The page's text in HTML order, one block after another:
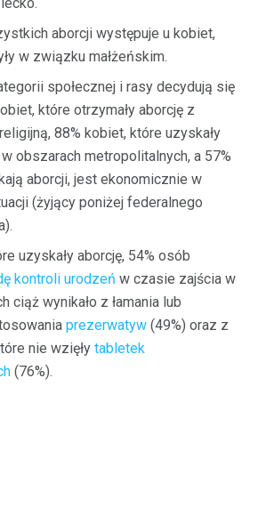
aborcji występuje u kobiet,
w związku małżeńskim.
społecznej i rasy decydują się
które otrzymały aborcję z
88% kobiet, które uzyskały
obszarach metropolitalnych, a 57%
aborcji, jest ekonomicznie w
(żyjący poniżej federalnego
uzyskały aborcję, 54% osób
kontroli urodzeń w czasie zajścia w
ciąż wynikało z łamania lub
prezerwatyw (49%) oraz z
nie wzięły tabletek
(76%).